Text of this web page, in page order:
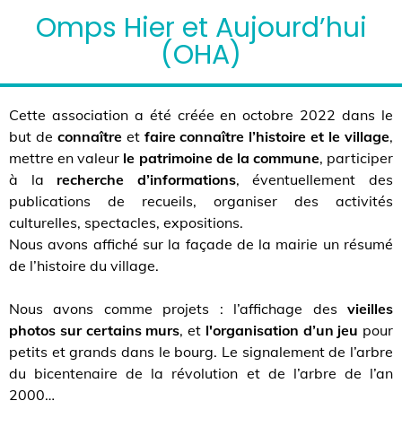
Omps Hier et Aujourd’hui
(OHA)
Cette association a été créée en octobre 2022 dans le
but de connaître et faire connaître l’histoire et le village,
mettre en valeur le patrimoine de la commune, participer
à la recherche d’informations, éventuellement des
publications de recueils, organiser des activités
culturelles, spectacles, expositions.
Nous avons affiché sur la façade de la mairie un résumé
de l’histoire du village.
Nous avons comme projets : l’affichage des vieilles
photos sur certains murs, et l'organisation d’un jeu pour
petits et grands dans le bourg. Le signalement de l’arbre
du bicentenaire de la révolution et de l’arbre de l’an
2000…